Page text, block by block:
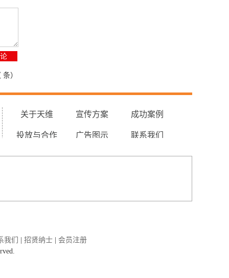
条）
关于天维 宣传方案 成功案例
投放与合作 广告图示 联系我们
我们 | 招贤纳士 | 会员注册